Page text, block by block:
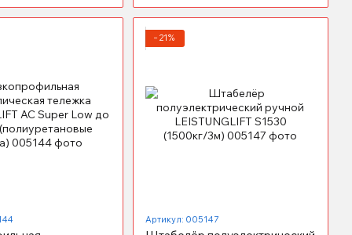
−21%
Артикул: 005147